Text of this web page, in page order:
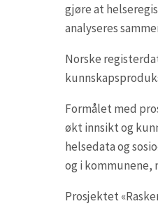
gjøre at
analyseres
Norske
Formålet med
økt innsikt og
helsedata og
og i kommunene,
Prosjektet